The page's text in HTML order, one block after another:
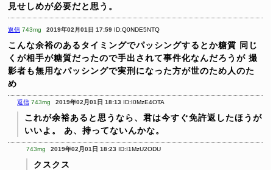
見せしめが必要だと思う。
返信 743mg 2019年02月01日 17:59 ID:Q0NDE5NTQ
こんな余裕のあるタイミングでパッシングするとか糖質 同じ
くが相手が糖質だったので手出されて事件化なんだろうが 撮
影者も無用なパッシングで実刑になった方が世のため人のた
め
返信 743mg 2019年02月01日 18:13 ID:I0MzE4OTA
これが余裕あると思うなら、君は今すぐ免許返したほうが
いいよ。
あ、持ってないんかな。
743mg 2019年02月01日 18:23 ID:I1MzU2ODU
クスクス